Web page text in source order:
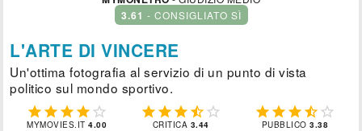
3.61 - CONSIGLIATO SÌ
L'ARTE DI VINCERE
Un'ottima fotografia al servizio di un punto di vista
politico sul mondo sportivo.
    
MYMOVIES.IT4.00
    
CRITICA 3.44
    
PUBBLICO3.38